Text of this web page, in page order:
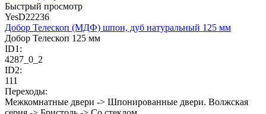
Быстрый просмотр
YesD22236
Добор Телескоп (МДФ) шпон, дуб натуральный 125 мм
Добор Телескоп 125 мм
ID1:
4287_0_2
ID2:
111
Переходы:
Межкомнатные двери -> Шпонированные двери. Волжская